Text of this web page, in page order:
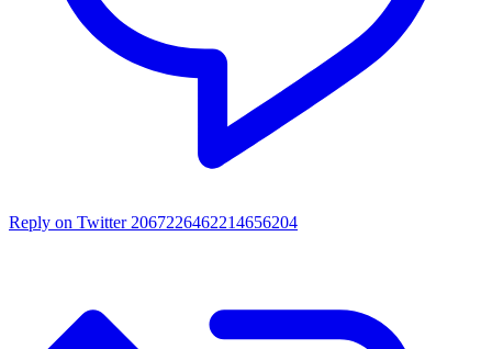
Reply on Twitter 2067226462214656204